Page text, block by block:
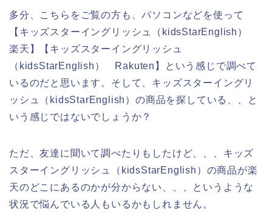
多分、こちらをご覧の方も、パソコンなどを使って
【キッズスターイングリッシュ（kidsStarEnglish）
楽天】【キッズスターイングリッシュ
（kidsStarEnglish） Rakuten】という感じで調べて
いるのだと思います。そして、キッズスターイングリ
ッシュ（kidsStarEnglish）の商品を探している、、と
いう感じではないでしょうか？
ただ、友達に聞いて調べたりもしたけど、、、キッズ
スターイングリッシュ（kidsStarEnglish）の商品が楽
天のどこにあるのかが分からない、、、というような
状況で悩んでいる人もいるかもしれません。